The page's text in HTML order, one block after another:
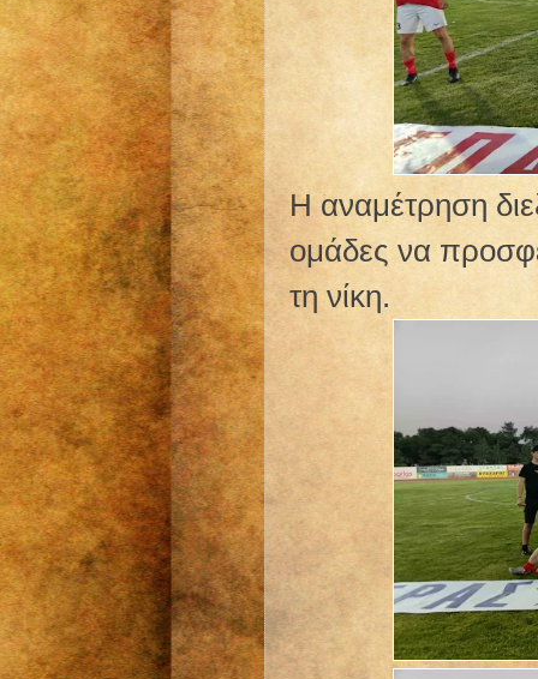
Η αναμέτρηση
ομάδες να
τη νίκη.